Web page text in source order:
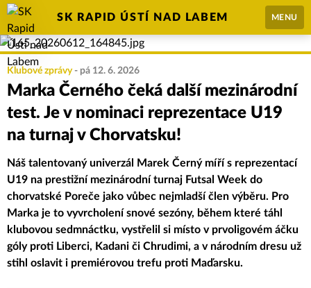
SK RAPID ÚSTÍ NAD LABEM MENU
Klubové zprávy- pá 12. 6. 2026
Marka Černého čeká další mezinárodní
test. Je v nominaci reprezentace U19
na turnaj v Chorvatsku!
Náš talentovaný univerzál Marek Černý míří s reprezentací
U19 na prestižní mezinárodní turnaj Futsal Week do
chorvatské Poreče jako vůbec nejmladší člen výběru. Pro
Marka je to vyvrcholení snové sezóny, během které táhl
klubovou sedmnáctku, vystřelil si místo v prvoligovém áčku
góly proti Liberci, Kadani či Chrudimi, a v národním dresu už
stihl oslavit i premiérovou trefu proti Maďarsku.